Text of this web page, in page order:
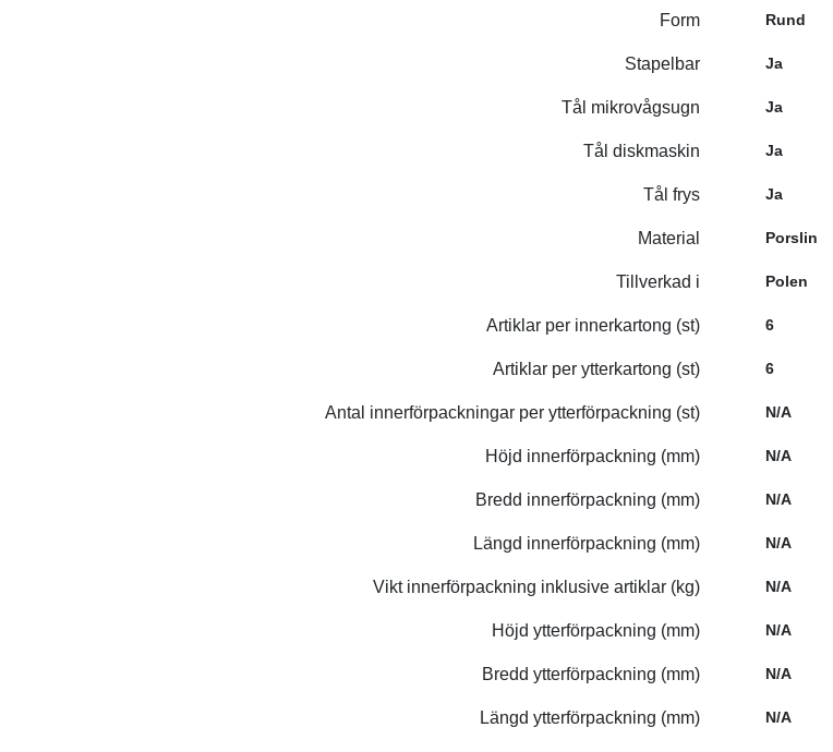
Form Rund
Stapelbar Ja
Tål mikrovågsugn Ja
Tål diskmaskin Ja
Tål frys Ja
Material Porslin
Tillverkad i Polen
Artiklar per innerkartong (st) 6
Artiklar per ytterkartong (st) 6
Antal innerförpackningar per ytterförpackning (st) N/A
Höjd innerförpackning (mm) N/A
Bredd innerförpackning (mm) N/A
Längd innerförpackning (mm) N/A
Vikt innerförpackning inklusive artiklar (kg) N/A
Höjd ytterförpackning (mm) N/A
Bredd ytterförpackning (mm) N/A
Längd ytterförpackning (mm) N/A